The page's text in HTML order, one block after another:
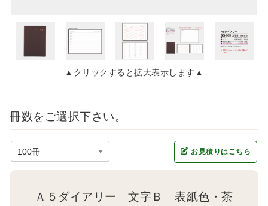
▲クリックすると拡大表示します▲
冊数をご選択下さい。
お見積りはこちら
Ａ５ダイアリー 文字Ｂ 表紙色・茶